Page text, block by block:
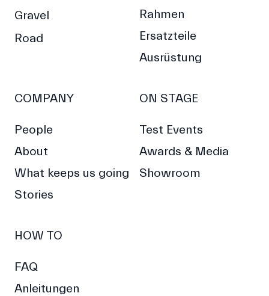
Gravel
Road
Rahmen
Ersatzteile
Ausrüstung
COMPANY
People
About
What keeps us going
Stories
ON STAGE
Test Events
Awards & Media
Showroom
HOW TO
FAQ
Anleitungen